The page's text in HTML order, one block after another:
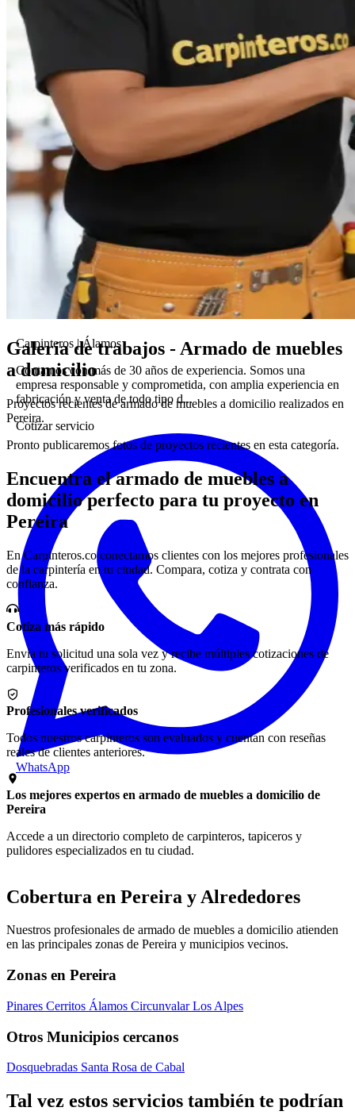
Carpinteros | Álamos
Contamos con más de 30 años de experiencia. Somos una
empresa responsable y comprometida, con amplia experiencia en
fabricación y venta de todo tipo d...
Cotizar servicio
WhatsApp
Galería de trabajos - Armado de muebles
a domicilio
Proyectos recientes de armado de muebles a domicilio realizados en
Pereira.
Pronto publicaremos fotos de proyectos recientes en esta categoría.
Encuentra el armado de muebles a
domicilio perfecto para tu proyecto en
Pereira
En Carpinteros.co conectamos clientes con los mejores profesionales
de la carpintería en tu ciudad. Compara, cotiza y contrata con
confianza.
Cotiza más rápido
Envía tu solicitud una sola vez y recibe múltiples cotizaciones de
carpinteros verificados en tu zona.
Profesionales verificados
Todos nuestros carpinteros son evaluados y cuentan con reseñas
reales de clientes anteriores.
Los mejores expertos en armado de muebles a domicilio de
Pereira
Accede a un directorio completo de carpinteros, tapiceros y
pulidores especializados en tu ciudad.
Cobertura en Pereira y Alrededores
Nuestros profesionales de armado de muebles a domicilio atienden
en las principales zonas de Pereira y municipios vecinos.
Zonas en Pereira
Pinares Cerritos Álamos CircunvalarLos Alpes
Otros Municipios cercanos
Dosquebradas Santa Rosa de Cabal
Tal vez estos servicios también te podrían